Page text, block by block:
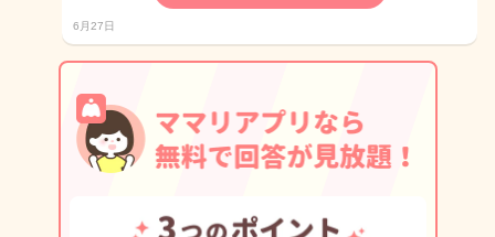
6月27日